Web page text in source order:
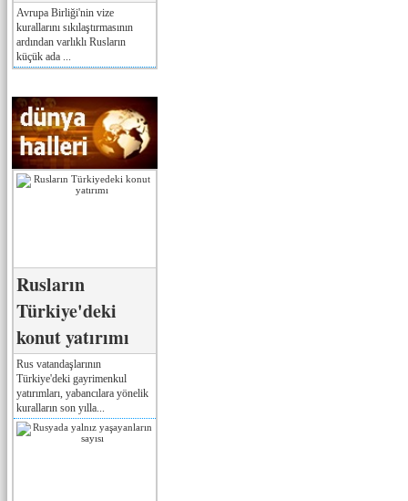
Avrupa Birliği'nin vize
kurallarını sıkılaştırmasının
ardından varlıklı Rusların
küçük ada ...
Rusların
Türkiye'deki
konut yatırımı
Rus vatandaşlarının
Türkiye'deki gayrimenkul
yatırımları, yabancılara yönelik
kuralların son yılla...